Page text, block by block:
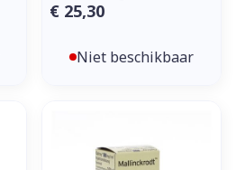
€ 25,30
Niet beschikbaar